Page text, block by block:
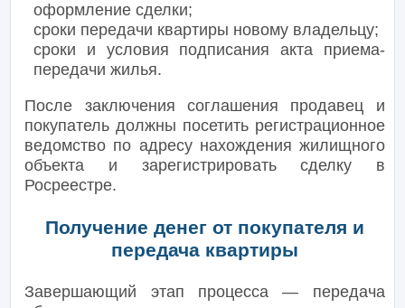
оформление сделки;
сроки передачи квартиры новому владельцу;
сроки и условия подписания акта приема-
передачи жилья.
После заключения соглашения продавец и
покупатель должны посетить регистрационное
ведомство по адресу нахождения жилищного
объекта и зарегистрировать сделку в
Росреестре.
Получение денег от покупателя и
передача квартиры
Завершающий этап процесса — передача